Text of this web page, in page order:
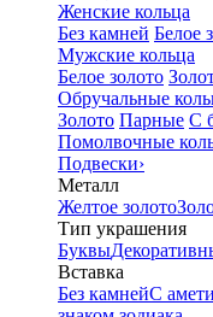
Женские кольца
Без камней Белое
Мужские кольца
Белое золото
Обручальные
Золото Парные С
Помолвочные
Подвески›
Металл
Желтое золото
Тип украшения
Буквы
Вставка
Без камнейС